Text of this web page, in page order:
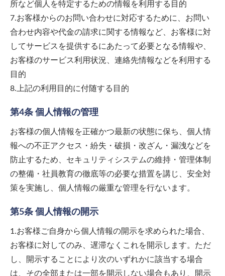
所など個人を特定するための情報を利用する目的
7.お客様からのお問い合わせに対応するために、お問い
合わせ内容や代金の請求に関する情報など、お客様に対
してサービスを提供するにあたって必要となる情報や、
お客様のサービス利用状況、連絡先情報などを利用する
目的
8.上記の利用目的に付随する目的
第4条 個人情報の管理
お客様の個人情報を正確かつ最新の状態に保ち、個人情
報への不正アクセス・紛失・破損・改ざん・漏洩などを
防止するため、セキュリティシステムの維持・管理体制
の整備・社員教育の徹底等の必要な措置を講じ、安全対
策を実施し、個人情報の厳重な管理を行ないます。
第5条 個人情報の開示
1.お客様ご自身から個人情報の開示を求められた場合、
お客様に対してのみ、遅滞なくこれを開示します。ただ
し、開示することにより次のいずれかに該当する場合
は、その全部または一部を開示しない場合もあり、開示